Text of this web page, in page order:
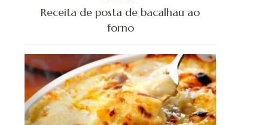
Receita de posta de bacalhau ao
forno